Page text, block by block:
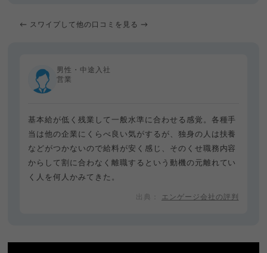
← スワイプして他の口コミを見る →
男性・中途入社
営業
基本給が低く残業して一般水準に合わせる感覚。各種手
当は他の企業にくらべ良い気がするが、独身の人は扶養
などがつかないので給料が安く感じ、そのくせ職務内容
からして割に合わなく離職するという動機の元離れてい
く人を何人かみてきた。
エンゲージ会社の評判